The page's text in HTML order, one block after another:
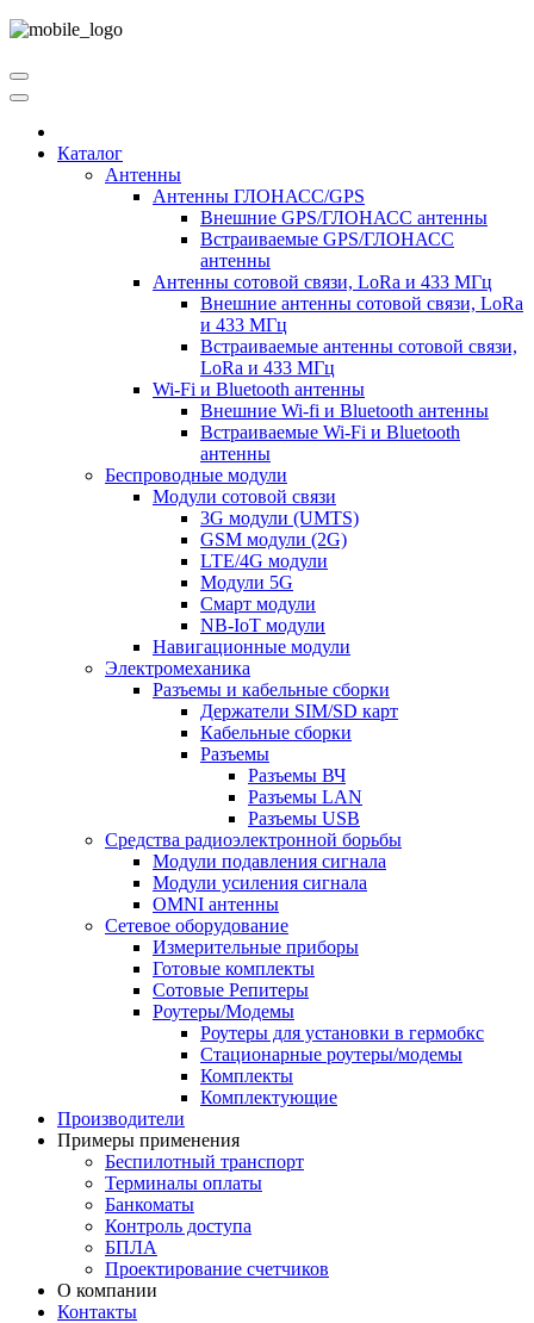
Каталог
Антенны
Антенны ГЛОНАСС/GPS
Внешние GPS/ГЛОНАСС антенны
Встраиваемые GPS/ГЛОНАСС
антенны
Антенны сотовой связи, LoRa и 433 МГц
Внешние антенны сотовой связи, LoRa
и 433 МГц
Встраиваемые антенны сотовой связи,
LoRa и 433 МГц
Wi-Fi и Bluetooth антенны
Внешние Wi-fi и Bluetooth антенны
Встраиваемые Wi-Fi и Bluetooth
антенны
Беспроводные модули
Модули сотовой связи
3G модули (UMTS)
GSM модули (2G)
LTE/4G модули
Модули 5G
Смарт модули
NB-IoT модули
Навигационные модули
Электромеханика
Разъемы и кабельные сборки
Держатели SIM/SD карт
Кабельные сборки
Разъемы
Разъемы ВЧ
Разъемы LAN
Разъемы USB
Средства радиоэлектронной борьбы
Модули подавления сигнала
Модули усиления сигнала
OMNI антенны
Сетевое оборудование
Измерительные приборы
Готовые комплекты
Сотовые Репитеры
Роутеры/Модемы
Роутеры для установки в гермобкс
Стационарные роутеры/модемы
Комплекты
Комплектующие
Производители
Примеры применения
Беспилотный транспорт
Терминалы оплаты
Банкоматы
Контроль доступа
БПЛА
Проектирование счетчиков
О компании
Контакты